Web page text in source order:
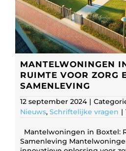
MANTELWONINGEN
RUIMTE VOOR ZORG
SAMENLEVING
12 september 2024 |
Nieuws, Schriftelijke vragen |
Mantelwoningen in Boxtel:
Samenleving